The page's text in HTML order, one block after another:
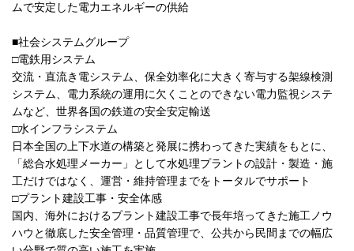
ムで安定した電力エネルギーの供給
■社会システムグループ
□電鉄用システム
交流・直流き電システム、保全効率化に大きく寄与する架線検測
システム、電力系統の運用に欠くことのできない電力監視システ
ムなど、世界各国の鉄道の安全安定輸送
□水インフラシステム
日本全国の上下水道の構築と発展に携わってきた実績をもとに、
「総合水処理メーカー」として水処理プラントの設計・製造・施
工だけではなく、運営・維持管理までをトータルでサポート
□プラント建設工事・安全体感
国内、海外におけるプラント建設工事で長年培ってきた施工ノウ
ハウと徹底した安全管理・品質管理で、公共から民間までの幅広